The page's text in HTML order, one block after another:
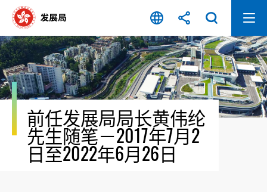
容
开
始
前任发展局局长黄伟纶
先生随笔－2017年7月2
日至2022年6月26日